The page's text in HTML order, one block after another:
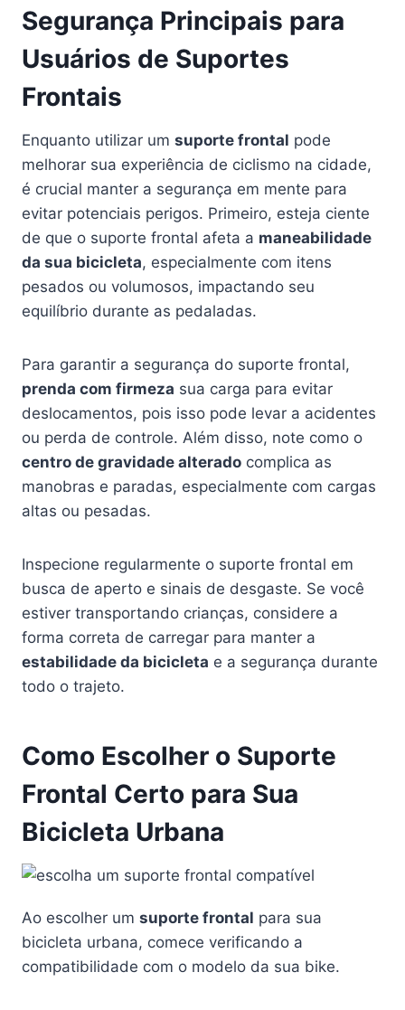
Segurança Principais para
Usuários de Suportes
Frontais
Enquanto utilizar um suporte frontal pode
melhorar sua experiência de ciclismo na cidade,
é crucial manter a segurança em mente para
evitar potenciais perigos. Primeiro, esteja ciente
de que o suporte frontal afeta a maneabilidade
da sua bicicleta, especialmente com itens
pesados ou volumosos, impactando seu
equilíbrio durante as pedaladas.
Para garantir a segurança do suporte frontal,
prenda com firmeza sua carga para evitar
deslocamentos, pois isso pode levar a acidentes
ou perda de controle. Além disso, note como o
centro de gravidade alterado complica as
manobras e paradas, especialmente com cargas
altas ou pesadas.
Inspecione regularmente o suporte frontal em
busca de aperto e sinais de desgaste. Se você
estiver transportando crianças, considere a
forma correta de carregar para manter a
estabilidade da bicicleta e a segurança durante
todo o trajeto.
Como Escolher o Suporte
Frontal Certo para Sua
Bicicleta Urbana
Ao escolher um suporte frontal para sua
bicicleta urbana, comece verificando a
compatibilidade com o modelo da sua bike.